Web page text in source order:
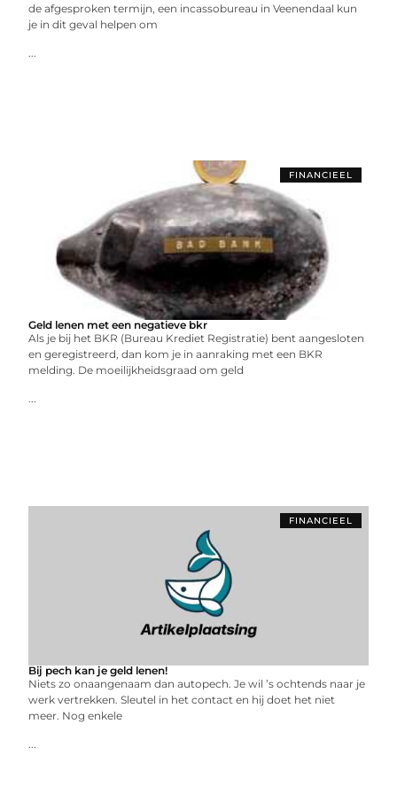
de afgesproken termijn, een incassobureau in Veenendaal kun
je in dit geval helpen om
...
FINANCIEEL
Geld lenen met een negatieve bkr
Als je bij het BKR (Bureau Krediet Registratie) bent aangesloten
en geregistreerd, dan kom je in aanraking met een BKR
melding. De moeilijkheidsgraad om geld
...
FINANCIEEL
Bij pech kan je geld lenen!
Niets zo onaangenaam dan autopech. Je wil ’s ochtends naar je
werk vertrekken. Sleutel in het contact en hij doet het niet
meer. Nog enkele
...